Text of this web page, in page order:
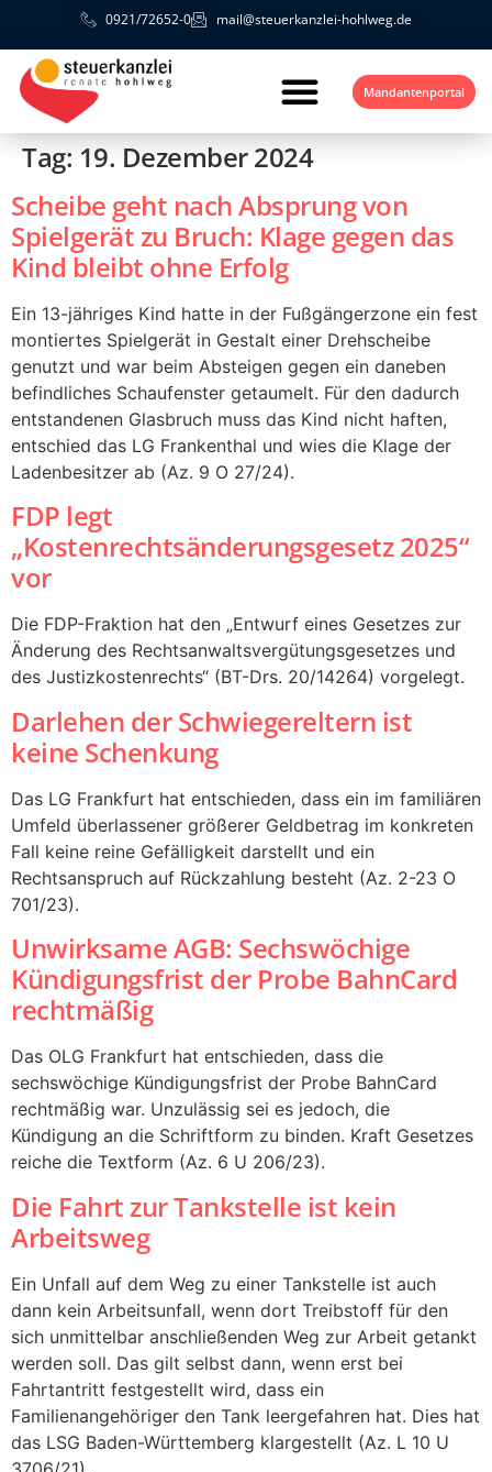
0921/72652-0 mail@steuerkanzlei-hohlweg.de
Mandantenportal
Tag: 19. Dezember 2024
Scheibe geht nach Absprung von
Spielgerät zu Bruch: Klage gegen das
Kind bleibt ohne Erfolg
Ein 13-jähriges Kind hatte in der Fußgängerzone ein fest
montiertes Spielgerät in Gestalt einer Drehscheibe
genutzt und war beim Absteigen gegen ein daneben
befindliches Schaufenster getaumelt. Für den dadurch
entstandenen Glasbruch muss das Kind nicht haften,
entschied das LG Frankenthal und wies die Klage der
Ladenbesitzer ab (Az. 9 O 27/24).
FDP legt
„Kostenrechtsänderungsgesetz 2025“
vor
Die FDP-Fraktion hat den „Entwurf eines Gesetzes zur
Änderung des Rechtsanwaltsvergütungsgesetzes und
des Justizkostenrechts“ (BT-Drs. 20/14264) vorgelegt.
Darlehen der Schwiegereltern ist
keine Schenkung
Das LG Frankfurt hat entschieden, dass ein im familiären
Umfeld überlassener größerer Geldbetrag im konkreten
Fall keine reine Gefälligkeit darstellt und ein
Rechtsanspruch auf Rückzahlung besteht (Az. 2-23 O
701/23).
Unwirksame AGB: Sechswöchige
Kündigungsfrist der Probe BahnCard
rechtmäßig
Das OLG Frankfurt hat entschieden, dass die
sechswöchige Kündigungsfrist der Probe BahnCard
rechtmäßig war. Unzulässig sei es jedoch, die
Kündigung an die Schriftform zu binden. Kraft Gesetzes
reiche die Textform (Az. 6 U 206/23).
Die Fahrt zur Tankstelle ist kein
Arbeitsweg
Ein Unfall auf dem Weg zu einer Tankstelle ist auch
dann kein Arbeitsunfall, wenn dort Treibstoff für den
sich unmittelbar anschließenden Weg zur Arbeit getankt
werden soll. Das gilt selbst dann, wenn erst bei
Fahrtantritt festgestellt wird, dass ein
Familienangehöriger den Tank leergefahren hat. Dies hat
das LSG Baden-Württemberg klargestellt (Az. L 10 U